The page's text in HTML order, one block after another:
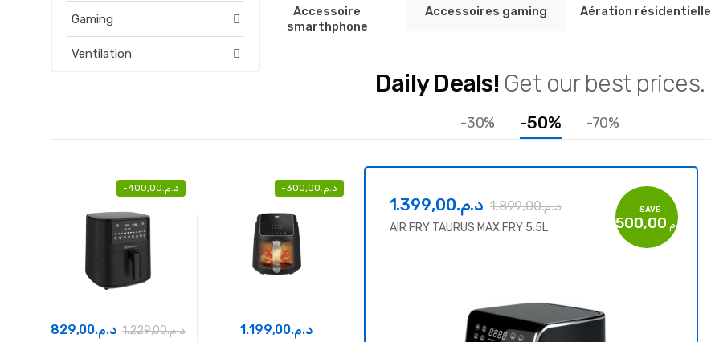
Gaming
Ventilation
Accessoire
smarthphone
Accessoires gaming Aération résidentielle
Daily Deals! Get our best prices.
-30% -50% -70%
د.م.1.399,00 د.م.1.899,00
AIR FRY TAURUS MAX FRY 5.5L
SAVE
د.م. 500,00
- د.م.400,00
د.م.829,00 د.م.1.229,00
- د.م.300,00
د.م.1.199,00